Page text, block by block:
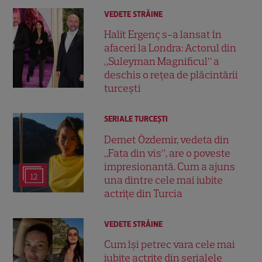
VEDETE STRĂINE
Halit Ergenç s-a lansat în
afaceri la Londra: Actorul din
„Suleyman Magnificul” a
deschis o rețea de plăcintării
turcești
12
SERIALE TURCEŞTI
Demet Özdemir, vedeta din
„Fata din vis”, are o poveste
impresionantă. Cum a ajuns
una dintre cele mai iubite
actrițe din Turcia
VEDETE STRĂINE
Cum își petrec vara cele mai
iubite actrițe din serialele